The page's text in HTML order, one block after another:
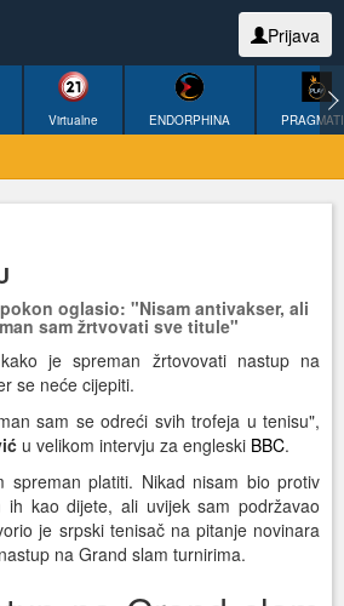
Prijava
Virtualne ENDORPHINA
oglasio: "Nisam antivakser, ali
sam žrtvovati sve titule"
je spreman žrtovovati nastup na
se neće cijepiti.
sam se odreći svih trofeja u tenisu",
u velikom intervju za engleski BBC.
spreman platiti. Nikad nisam bio protiv
ih kao dijete, ali uvijek sam podržavao
je srpski tenisač na pitanje novinara
na Grand slam turnirima.